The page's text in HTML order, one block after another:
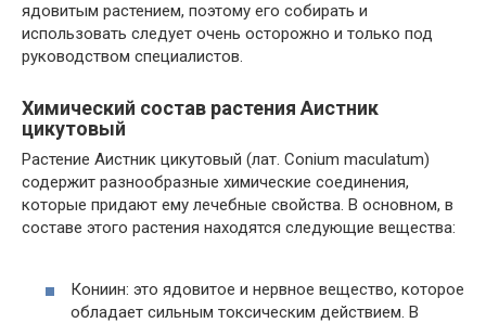
ядовитым растением, поэтому его собирать и
использовать следует очень осторожно и только под
руководством специалистов.
Химический состав растения Аистник
цикутовый
Растение Аистник цикутовый (лат. Conium maculatum)
содержит разнообразные химические соединения,
которые придают ему лечебные свойства. В основном, в
составе этого растения находятся следующие вещества:
Кониин: это ядовитое и нервное вещество, которое
обладает сильным токсическим действием. В